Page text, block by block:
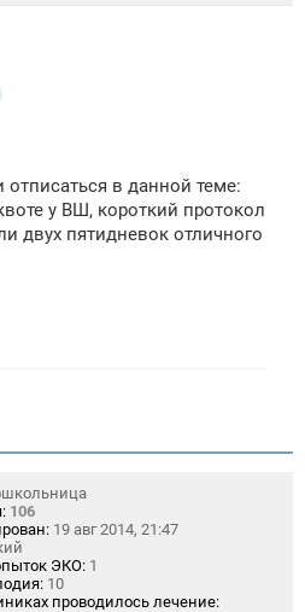
отписаться в данной теме:
у ВШ, короткий протокол
двух пятидневок отличного
106
19 авг 2014, 21:47
ЭКО: 1
10
проводилось лечение: